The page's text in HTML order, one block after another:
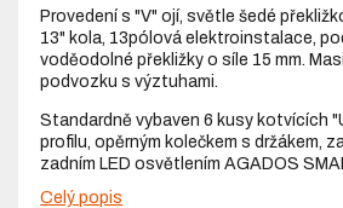
Provedení s "V" ojí, světle šedé
13" kola, 13pólová elektroinstalace,
voděodolné překližky o síle 15 mm.
podvozku s výztuhami.
Standardně vybaven 6 kusy kotvících
profilu, opěrným kolečkem s držákem,
zadním LED osvětlením AGADOS
Celý popis